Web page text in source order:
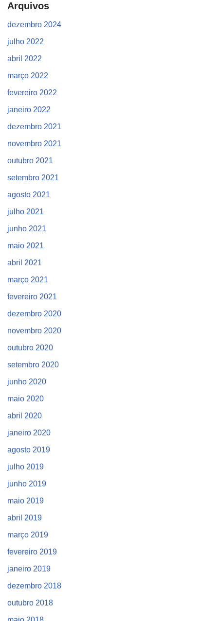
Arquivos
dezembro 2024
julho 2022
abril 2022
março 2022
fevereiro 2022
janeiro 2022
dezembro 2021
novembro 2021
outubro 2021
setembro 2021
agosto 2021
julho 2021
junho 2021
maio 2021
abril 2021
março 2021
fevereiro 2021
dezembro 2020
novembro 2020
outubro 2020
setembro 2020
junho 2020
maio 2020
abril 2020
janeiro 2020
agosto 2019
julho 2019
junho 2019
maio 2019
abril 2019
março 2019
fevereiro 2019
janeiro 2019
dezembro 2018
outubro 2018